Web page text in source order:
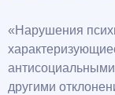
«Нарушения
другими